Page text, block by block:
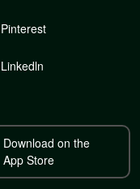
Pinterest
Linkedln
Download on the
App Store